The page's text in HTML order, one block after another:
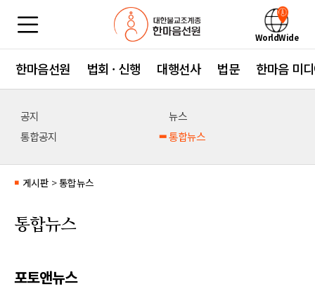
WorldWide
한마음선원 법회 · 신행 대행선사 법문 한마음 미
공지
뉴스
통합공지
통합뉴스
■ 게시판 > 통합뉴스
통합뉴스
포토앤뉴스